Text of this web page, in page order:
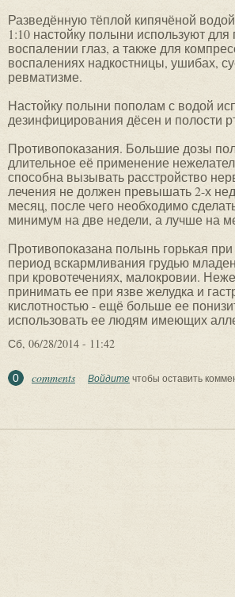
Разведённую тёплой кипячёной
1:10 настойку полыни используют
воспалении глаз, а также для
воспалениях надкостницы, ушибах,
ревматизме.
Настойку полыни пополам с водой
дезинфицирования дёсен и полости
Противопоказания. Большие дозы
длительное её применение
способна вызывать расстройство
лечения не должен превышать 2-х
месяц, после чего необходимо
минимум на две недели, а лучше на
Противопоказана полынь горькая
период вскармливания грудью
при кровотечениях, малокровии.
принимать ее при язве желудка и
кислотностью - ещё больше ее
использовать ее людям имеющих
Сб, 06/28/2014 - 11:42
0 comments Войдитечтобы оставить